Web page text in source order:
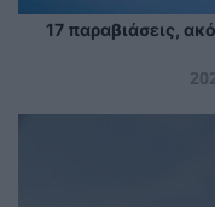
17 παραβιάσεις,